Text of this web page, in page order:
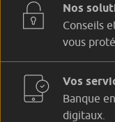
Nos
Conseils
vous
Vos
Banque
digitaux.